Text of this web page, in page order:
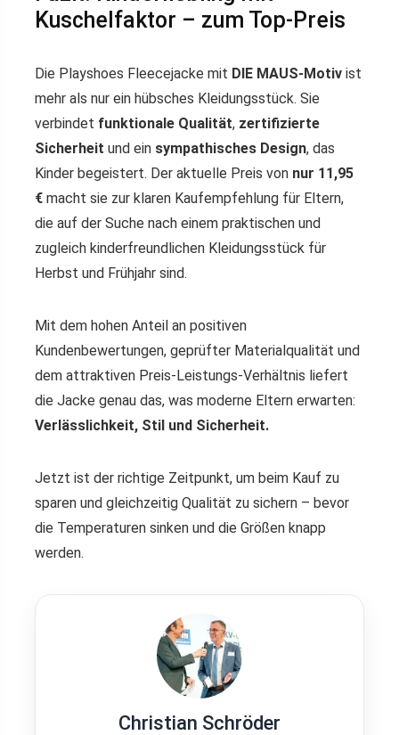
Kuschelfaktor – zum Top-Preis
Die Playshoes Fleecejacke mit DIE MAUS-Motiv ist
mehr als nur ein hübsches Kleidungsstück. Sie
verbindet funktionale Qualität, zertifizierte
Sicherheit und ein sympathisches Design, das
Kinder begeistert. Der aktuelle Preis von nur 11,95
€ macht sie zur klaren Kaufempfehlung für Eltern,
die auf der Suche nach einem praktischen und
zugleich kinderfreundlichen Kleidungsstück für
Herbst und Frühjahr sind.
Mit dem hohen Anteil an positiven
Kundenbewertungen, geprüfter Materialqualität und
dem attraktiven Preis-Leistungs-Verhältnis liefert
die Jacke genau das, was moderne Eltern erwarten:
Verlässlichkeit, Stil und Sicherheit.
Jetzt ist der richtige Zeitpunkt, um beim Kauf zu
sparen und gleichzeitig Qualität zu sichern – bevor
die Temperaturen sinken und die Größen knapp
werden.
Christian Schröder